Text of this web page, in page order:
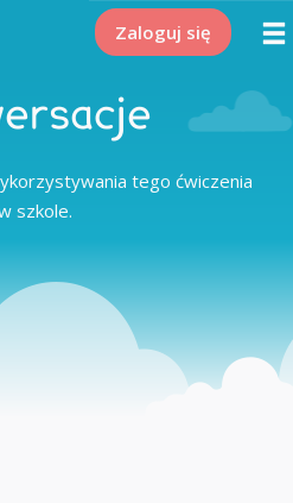
Zaloguj się
tego ćwiczenia
szkole.